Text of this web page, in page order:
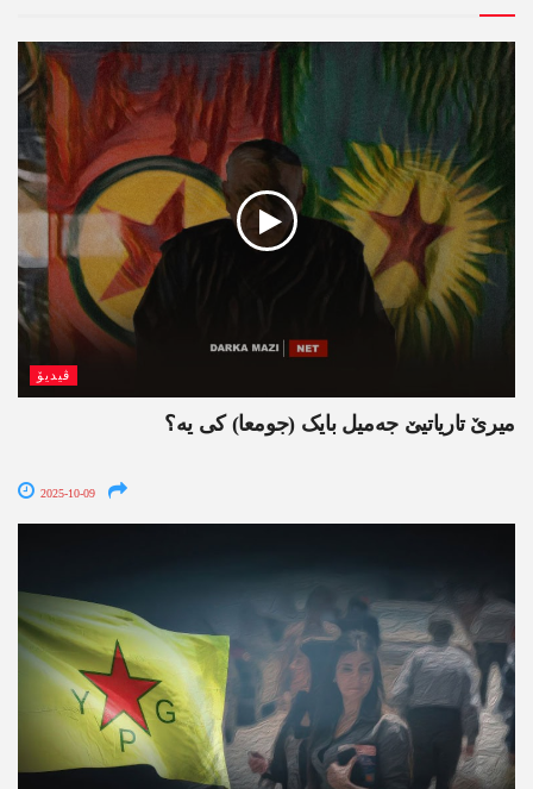
ڤیدیۆ
میرێ تاریاتیێ جەمیل بایک (جومعا) کی یە؟
2025-10-09